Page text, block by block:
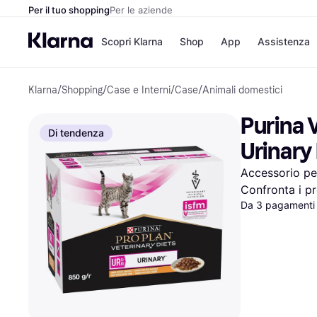
Per il tuo shoppingPer le aziende
Scopri Klarna
Opzioni di
Paga ora
Paga in 3 rate
Paga dopo 30 giorni
Finanziamento
Shop
Negozi
Unieuro
Media
eBay
Zalando
App Assistenza
Klarna/Shopping/Case e Interni/Case/Animali domestici
Di tendenza
Purina
Urinary
Accessorio
Confronta i
Da 3